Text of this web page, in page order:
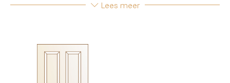
hebben wij dé oplossing voor elk type
Brandveiligheid is een belangrijk item bij zowel woningen
als kantoren en bedrijfsruimtes. Onze brandwerende
Lees meer